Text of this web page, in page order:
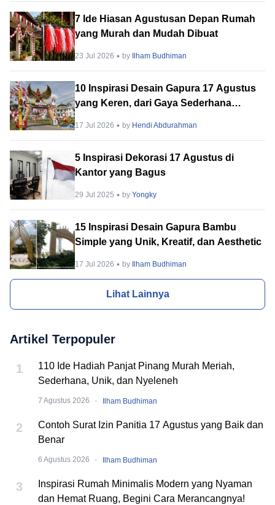
7 Ide Hiasan Agustusan Depan Rumah
yang Murah dan Mudah Dibuat
23 Jul 2026 by Ilham Budhiman
10 Inspirasi Desain Gapura 17 Agustus
yang Keren, dari Gaya Sederhana
17 Jul 2026 by Hendi Abdurahman
5 Inspirasi Dekorasi 17 Agustus di
Kantor yang Bagus
29 Jul 2025 byYongky
15 Inspirasi Desain Gapura Bambu
Simple yang Unik, Kreatif, dan Aesthetic
17 Jul 2026 by Ilham Budhiman
Lihat Lainnya
Artikel Terpopuler
1
110 Ide Hadiah Panjat Pinang Murah Meriah,
Sederhana, Unik, dan Nyeleneh
7 Agustus 2026 · Ilham Budhiman
2
Contoh Surat Izin Panitia 17 Agustus yang Baik dan
Benar
6 Agustus 2026 · Ilham Budhiman
3
Inspirasi Rumah Minimalis Modern yang Nyaman
dan Hemat Ruang, Begini Cara Merancangnya!